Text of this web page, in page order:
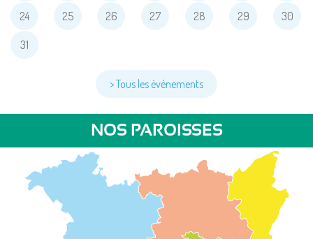
24 25 26 27 28 29 30
31
> Tous les événements
NOS PAROISSES